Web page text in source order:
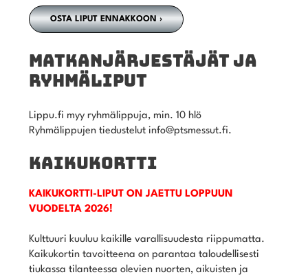
OSTA LIPUT ENNAKKOON ›
MATKANJÄRJESTÄJÄT JA
RYHMÄLIPUT
Lippu.fi myy ryhmälippuja, min. 10 hlö
Ryhmälippujen tiedustelut info@ptsmessut.fi.
KAIKUKORTTI
KAIKUKORTTI-LIPUT ON JAETTU LOPPUUN
VUODELTA 2026!
Kulttuuri kuuluu kaikille varallisuudesta riippumatta.
Kaikukortin tavoitteena on parantaa taloudellisesti
tiukassa tilanteessa olevien nuorten, aikuisten ja